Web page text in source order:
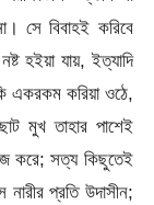
সে বিবাহই করিবে
হইয়া যায়, ইত্যাদি
একরকম করিয়া ওঠে,
মুখ তাহার পাশেই
করে; সত্য কিছুতেই
নারীর প্রতি উদাসীন;